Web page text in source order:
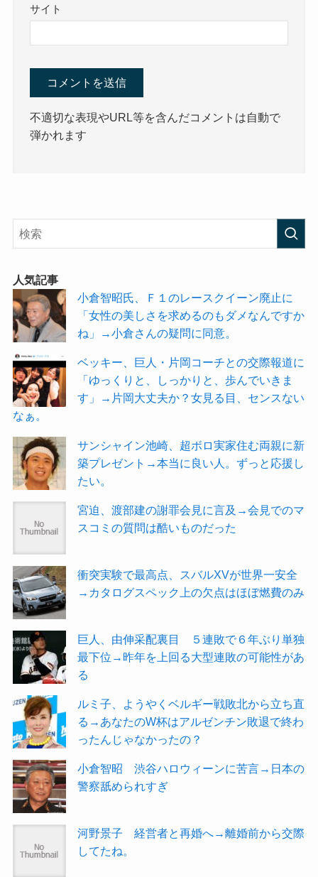
サイト
不適切な表現やURL等を含んだコメントは自動で
弾かれます
人気記事
小倉智昭氏、Ｆ１のレースクイーン廃止に
「女性の美しさを求めるのもダメなんですか
ね」→小倉さんの疑問に同意。
ベッキー、巨人・片岡コーチとの交際報道に
「ゆっくりと、しっかりと、歩んでいきま
す」→片岡大丈夫か？女見る目、センスない
なぁ。
サンシャイン池崎、超ボロ実家住む両親に新
築プレゼント→本当に良い人。ずっと応援し
たい。
宮迫、渡部建の謝罪会見に言及→会見でのマ
スコミの質問は酷いものだった
衝突実験で最高点、スバルXVが世界一安全
→カタログスペック上の欠点はほぼ燃費のみ
巨人、由伸采配裏目 ５連敗で６年ぶり単独
最下位→昨年を上回る大型連敗の可能性があ
る
ルミ子、ようやくベルギー戦敗北から立ち直
る→あなたのW杯はアルゼンチン敗退で終わ
ったんじゃなかったの？
小倉智昭 渋谷ハロウィーンに苦言→日本の
警察舐められすぎ
河野景子 経営者と再婚へ→離婚前から交際
してたね。